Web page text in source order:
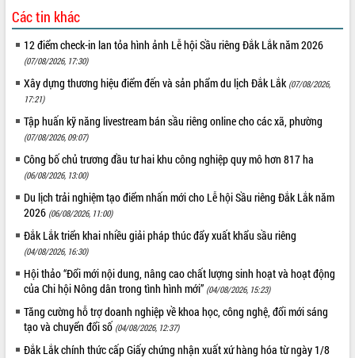
Các tin khác
12 điểm check-in lan tỏa hình ảnh Lễ hội Sầu riêng Đắk Lắk năm 2026
(07/08/2026, 17:30)
Xây dựng thương hiệu điểm đến và sản phẩm du lịch Đắk Lắk (07/08/2026,
17:21)
Tập huấn kỹ năng livestream bán sầu riêng online cho các xã, phường
(07/08/2026, 09:07)
Công bố chủ trương đầu tư hai khu công nghiệp quy mô hơn 817 ha
(06/08/2026, 13:00)
Du lịch trải nghiệm tạo điểm nhấn mới cho Lễ hội Sầu riêng Đắk Lắk năm
2026 (06/08/2026, 11:00)
Đắk Lắk triển khai nhiều giải pháp thúc đẩy xuất khẩu sầu riêng
(04/08/2026, 16:30)
Hội thảo “Đổi mới nội dung, nâng cao chất lượng sinh hoạt và hoạt động
của Chi hội Nông dân trong tình hình mới” (04/08/2026, 15:23)
Tăng cường hỗ trợ doanh nghiệp về khoa học, công nghệ, đổi mới sáng
tạo và chuyển đổi số (04/08/2026, 12:37)
Đắk Lắk chính thức cấp Giấy chứng nhận xuất xứ hàng hóa từ ngày 1/8